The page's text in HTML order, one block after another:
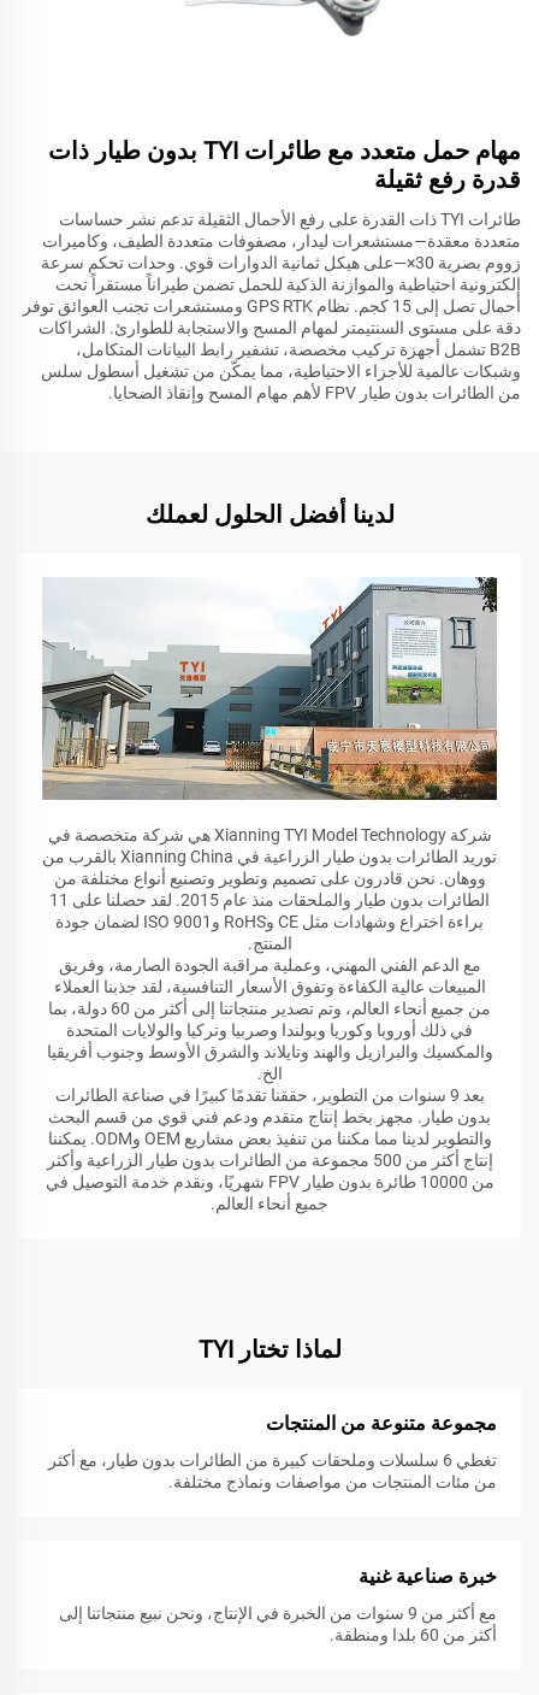
مهام حمل متعدد مع طائرات TYI بدون طيار ذات
قدرة رفع ثقيلة
طائرات TYI ذات القدرة على رفع الأحمال الثقيلة تدعم نشر حساسات
متعددة معقدة—مستشعرات ليدار، مصفوفات متعددة الطيف، وكاميرات
زووم بصرية 30×—على هيكل ثمانية الدوارات قوي. وحدات تحكم سرعة
إلكترونية احتياطية والموازنة الذكية للحمل تضمن طيراناً مستقراً تحت
أحمال تصل إلى 15 كجم. نظام GPS RTK ومستشعرات تجنب العوائق توفر
دقة على مستوى السنتيمتر لمهام المسح والاستجابة للطوارئ. الشراكات
B2B تشمل أجهزة تركيب مخصصة، تشفير رابط البيانات المتكامل،
وشبكات عالمية للأجزاء الاحتياطية، مما يمكّن من تشغيل أسطول سلس
من الطائرات بدون طيار FPV لأهم مهام المسح وإنقاذ الضحايا.
لدينا أفضل الحلول لعملك
شركة Xianning TYI Model Technology هي شركة متخصصة في
توريد الطائرات بدون طيار الزراعية في Xianning China بالقرب من
ووهان. نحن قادرون على تصميم وتطوير وتصنيع أنواع مختلفة من
الطائرات بدون طيار والملحقات منذ عام 2015. لقد حصلنا على 11
براءة اختراع وشهادات مثل CE وRoHS وISO 9001 لضمان جودة
المنتج.
مع الدعم الفني المهني، وعملية مراقبة الجودة الصارمة، وفريق
المبيعات عالية الكفاءة وتفوق الأسعار التنافسية، لقد جذبنا العملاء
من جميع أنحاء العالم، وتم تصدير منتجاتنا إلى أكثر من 60 دولة، بما
في ذلك أوروبا وكوريا وبولندا وصربيا وتركيا والولايات المتحدة
والمكسيك والبرازيل والهند وتايلاند والشرق الأوسط وجنوب أفريقيا
الخ.
بعد 9 سنوات من التطوير، حققنا تقدمًا كبيرًا في صناعة الطائرات
بدون طيار. مجهز بخط إنتاج متقدم ودعم فني قوي من قسم البحث
والتطوير لدينا مما مكننا من تنفيذ بعض مشاريع OEM وODM. يمكننا
إنتاج أكثر من 500 مجموعة من الطائرات بدون طيار الزراعية وأكثر
من 10000 طائرة بدون طيار FPV شهريًا، ونقدم خدمة التوصيل في
جميع أنحاء العالم.
لماذا تختار TYI
مجموعة متنوعة من المنتجات
تغطي 6 سلسلات وملحقات كبيرة من الطائرات بدون طيار، مع أكثر
من مئات المنتجات من مواصفات ونماذج مختلفة.
خبرة صناعية غنية
مع أكثر من 9 سنوات من الخبرة في الإنتاج، ونحن نبيع منتجاتنا إلى
أكثر من 60 بلدا ومنطقة.